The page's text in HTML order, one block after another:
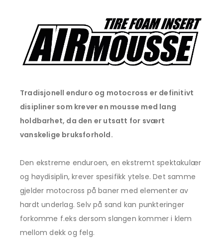
Tradisjonell enduro og motocross er definitivt
disipliner som krever en mousse med lang
holdbarhet, da den er utsatt for svært
vanskelige bruksforhold.
Den ekstreme enduroen, en ekstremt spektakulær
og høydisiplin, krever spesifikk ytelse. Det samme
gjelder motocross på baner med elementer av
hardt underlag. Selv på sand kan punkteringer
forkomme f.eks dersom slangen kommer i klem
mellom dekk og felg.